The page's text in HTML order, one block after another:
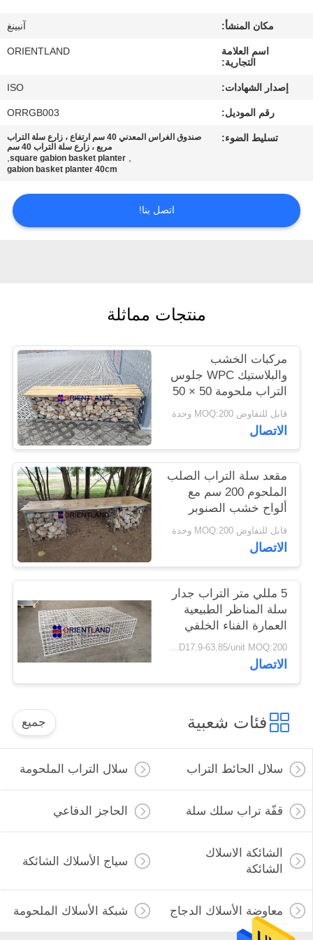
مراقبة
الجودة
اطلب
PRIVACY
POLICY
مكان المنشأ: آنبينغ
اسم العلامة
التجارية:
ORIENTLAND
إصدار الشهادات: ISO
رقم الموديل: ORRGB003
تسليط الضوء:
صندوق الغراس المعدني 40 سم ارتفاع ، زارع سلة التراب
مربع ، زارع سلة التراب 40 سم
,
square gabion basket planter
,
gabion basket planter 40cm
اتصل بنا!
منتجات مماثلة
مركبات الخشب
والبلاستيك WPC جلوس
التراب ملحومة 50 × 50
مم 2 م × 0.5 م × 0.5 م
قابل للتفاوض MOQ:200 وحدة
الاتصال
مقعد سلة التراب الصلب
الملحوم 200 سم مع
ألواح خشب الصنوبر
قابل للتفاوض MOQ:200 وحدة
الاتصال
5 مللي متر التراب جدار
سلة المناظر الطبيعية
العمارة الفناء الخلفي
الديكور
USD17.9-63.85/unit MOQ:200 وحدة
الاتصال
فئات شعبية جميع
سلال الحائط التراب سلال التراب الملحومة
قفّة تراب سلك سلة الحاجز الدفاعي
الشائكة الاسلاك
الشائكة
سياج الأسلاك الشائكة
معاوضة الأسلاك الدجاج شبكة الأسلاك الملحومة